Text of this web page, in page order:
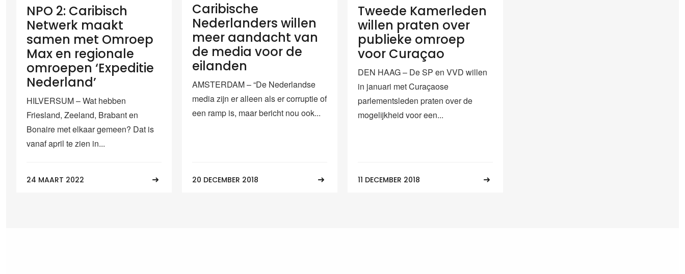
NPO 2: Caribisch
Netwerk maakt
samen met Omroep
Max en regionale
omroepen ‘Expeditie
Nederland’
HILVERSUM – Wat hebben
Friesland, Zeeland, Brabant en
Bonaire met elkaar gemeen? Dat is
vanaf april te zien in...
24 MAART 2022
Caribische
Nederlanders willen
meer aandacht van
de media voor de
eilanden
AMSTERDAM – “De Nederlandse
media zijn er alleen als er corruptie of
een ramp is, maar bericht nou ook...
20 DECEMBER 2018
Tweede Kamerleden
willen praten over
publieke omroep
voor Curaçao
DEN HAAG – De SP en VVD willen
in januari met Curaçaose
parlementsleden praten over de
mogelijkheid voor een...
11 DECEMBER 2018